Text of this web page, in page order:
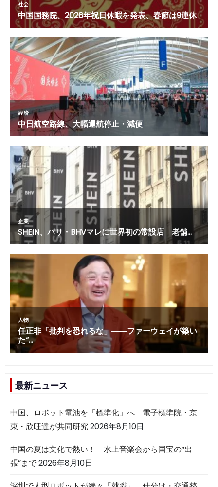
最新ニュース
中国、ロボット電池を「標準化」へ 電子標準院・京
東・欣旺達が共同研究2026年8月10日
中国の夏は文化で熱い！ 水上音楽会から国宝の“出
張”まで2026年8月10日